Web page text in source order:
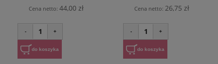
Cena netto: 44,00 zł
- 1 +
do koszyka
Cena netto: 26,75 zł
- 1 +
do koszyka